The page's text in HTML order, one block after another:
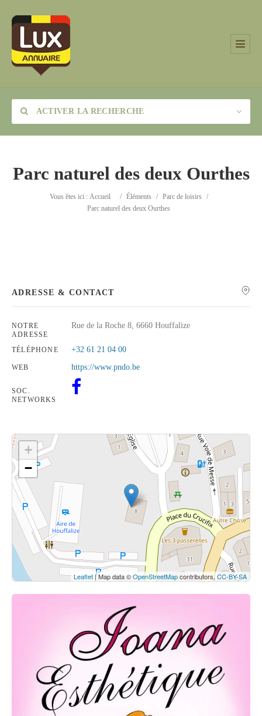
ACTIVER LA RECHERCHE
Catégorie
Rechercher
Parc naturel des deux Ourthes
Vous êtes ici : Accueil / Éléments / Parc de loisirs
/
Parc naturel des deux Ourthes
ADRESSE & CONTACT
NOTRE
ADRESSE
Rue de la Roche 8, 6660 Houffalize
TÉLÉPHONE +32 61 21 04 00
WEB https://www.pndo.be
SOC.
NETWORKS
Cliquez sur le bouton pour afficher la carte.
Voir la carte
+
−
Leaflet | Map data ©OpenStreetMapcontributors,CC-BY-SA